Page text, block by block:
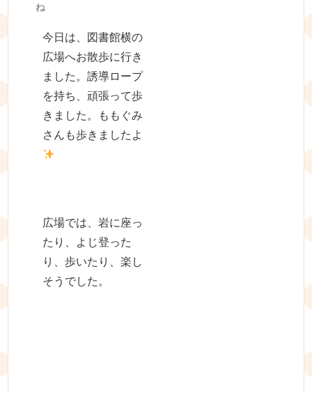
on
ね
今日は、図書館横の
広場へお散歩に行き
ました。誘導ロープ
を持ち、頑張って歩
きました。ももぐみ
さんも歩きましたよ
広場では、岩に座っ
たり、よじ登った
り、歩いたり、楽し
そうでした。